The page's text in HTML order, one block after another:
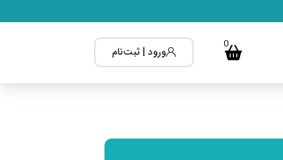
0
ورود | ثبت‌نام